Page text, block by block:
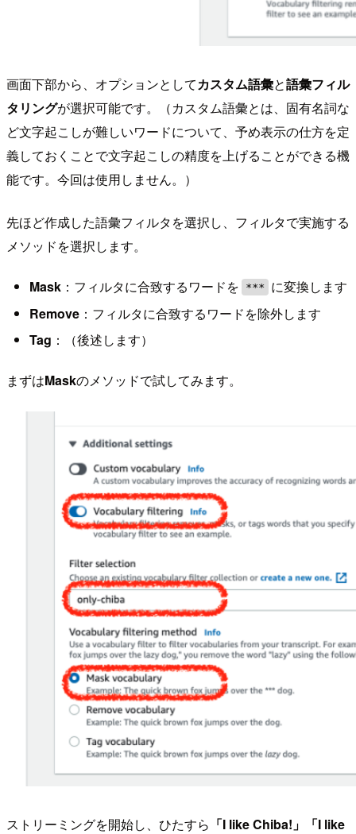
画面下部から、オプションとしてカスタム語彙と語彙フィル
タリングが選択可能です。（カスタム語彙とは、固有名詞な
ど文字起こしが難しいワードについて、予め表示の仕方を定
義しておくことで文字起こしの精度を上げることができる機
能です。今回は使用しません。）
先ほど作成した語彙フィルタを選択し、フィルタで実施する
メソッドを選択します。
Mask：フィルタに合致するワードを ***
に変換します
Remove：フィルタに合致するワードを除外します
Tag ：（後述します）
まずはMaskのメソッドで試してみます。
ストリーミングを開始し、ひたすら 「I like Chiba!」「I like